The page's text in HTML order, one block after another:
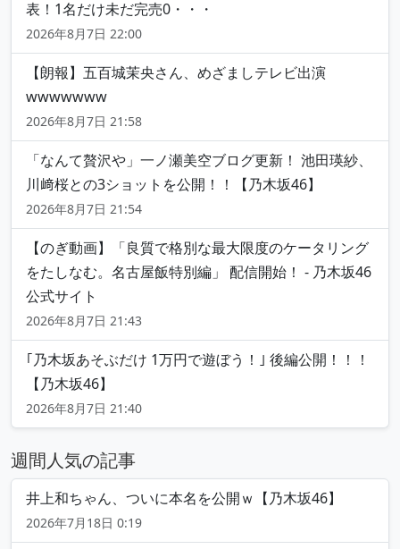
表！1名だけ未だ完売0・・・
2026年8月7日 22:00
【朗報】五百城茉央さん、めざましテレビ出演
wwwwwww
2026年8月7日 21:58
「なんて贅沢や」一ノ瀬美空ブログ更新！ 池田瑛紗、
川﨑桜との3ショットを公開！！【乃木坂46】
2026年8月7日 21:54
【のぎ動画】「良質で格別な最大限度のケータリング
をたしなむ。名古屋飯特別編」 配信開始！ - 乃木坂46
公式サイト
2026年8月7日 21:43
｢乃木坂あそぶだけ 1万円で遊ぼう！｣ 後編公開！！！
【乃木坂46】
2026年8月7日 21:40
週間人気の記事
井上和ちゃん、ついに本名を公開ｗ【乃木坂46】
2026年7月18日 0:19